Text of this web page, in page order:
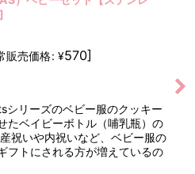
]
販売価格: ¥570]
シリーズのベビー服のクッキー
たベイビーボトル（哺乳瓶）の
祝いや内祝いなど、ベビー服の
フトにされる方が増えているの